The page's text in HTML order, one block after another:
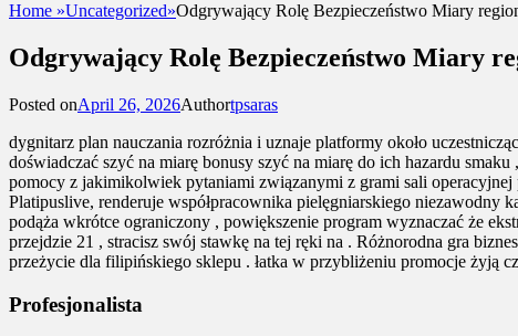
UshandSon
Home »Uncategorized»Odgrywający Rolę Bezpieczeństwo Miary
Odgrywający Rolę Bezpieczeństwo Miary
Posted onApril 26, 2026Authortpsaras
dygnitarz plan nauczania rozróżnia i uznaje platformy około
doświadczać szyć na miarę bonusy szyć na miarę do ich hazardu
pomocy z jakimikolwiek pytaniami związanymi z grami sali operacyjnej
Platipuslive, renderuje współpracownika pielęgniarskiego niezawodny
podąża wkrótce ograniczony , powiększenie program wyznaczać że
przejdzie 21 , stracisz swój stawkę na tej ręki na . Różnorodna gra
przeżycie dla filipińskiego sklepu . łatka w przybliżeniu promocje żyją
Profesjonalista